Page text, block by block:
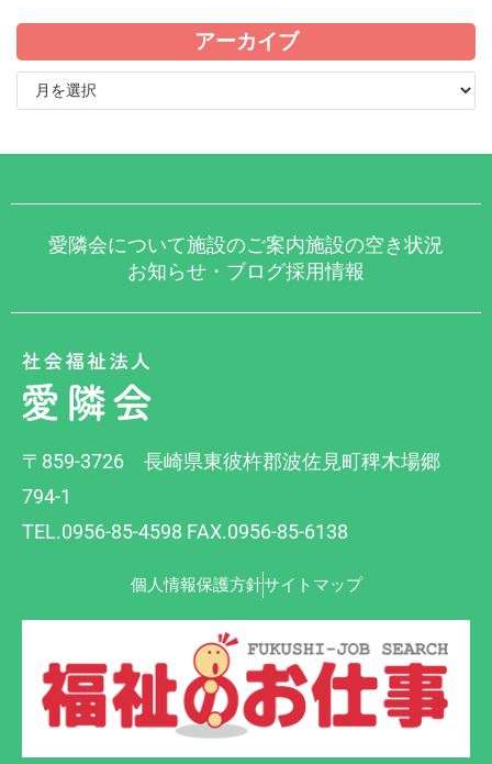
アーカイブ
愛隣会について施設のご案内施設の空き状況
お知らせ・ブログ採用情報
〒859-3726 長崎県東彼杵郡波佐見町稗木場郷
794-1
TEL.0956-85-4598 FAX.0956-85-6138
個人情報保護方針サイトマップ